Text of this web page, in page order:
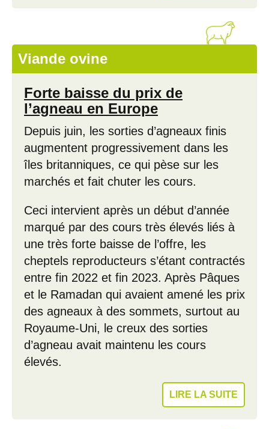
Viande ovine
Forte baisse du prix de
l’agneau en Europe
Depuis juin, les sorties d’agneaux finis
augmentent progressivement dans les
îles britanniques, ce qui pèse sur les
marchés et fait chuter les cours.
Ceci intervient après un début d’année
marqué par des cours très élevés liés à
une très forte baisse de l’offre, les
cheptels reproducteurs s’étant contractés
entre fin 2022 et fin 2023. Après Pâques
et le Ramadan qui avaient amené les prix
des agneaux à des sommets, surtout au
Royaume-Uni, le creux des sorties
d’agneau avait maintenu les cours
élevés.
LIRE LA SUITE